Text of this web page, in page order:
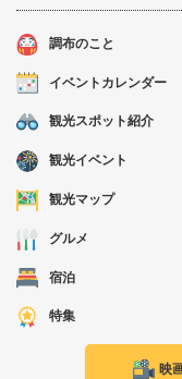
調布のこと
イベントカレンダー
観光スポット紹介
観光イベント
観光マップ
グルメ
宿泊
特集
映